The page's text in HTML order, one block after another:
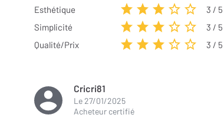
Esthétique
3 / 5
Simplicité
3 / 5
Qualité/Prix
3 / 5
Cricri81
Le27/01/2025
Acheteur certifié